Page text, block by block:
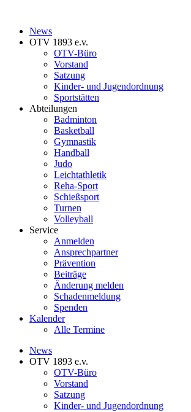
News
OTV 1893 e.v.
OTV-Büro
Vorstand
Satzung
Kinder- und Jugendordnung
Sportstätten
Abteilungen
Badminton
Basketball
Gymnastik
Handball
Judo
Leichtathletik
Reha-Sport
Schießsport
Turnen
Volleyball
Service
Anmelden
Ansprechpartner
Prävention
Beiträge
Änderung melden
Schadenmeldung
Spenden
Kalender
Alle Termine
News
OTV 1893 e.v.
OTV-Büro
Vorstand
Satzung
Kinder- und Jugendordnung